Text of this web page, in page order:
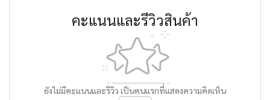
คะแนนและรีวิวสินค้า
ยังไม่มีคะแนนและรีวิว เป็นคนแรกที่แสดงความคิดเห็น